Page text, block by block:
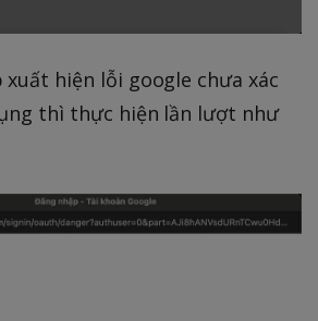
hiện lỗi google chưa xác
thì thực hiện lần lượt như